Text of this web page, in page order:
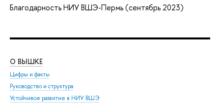
Благодарность НИУ ВШЭ-Пермь (сентябрь 2023)
О ВЫШКЕ
Цифры и факты
Руководство и структура
Устойчивое развитие в НИУ ВШЭ